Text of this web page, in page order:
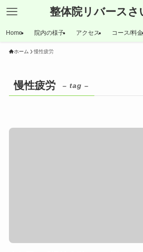
整体院リバースさ
Home 院内の様子 アクセス コース/料金
ホーム 慢性疲労
慢性疲労 – tag –